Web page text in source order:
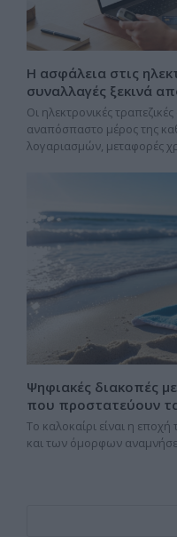
Η ασφάλεια στις
συναλλαγές ξεκινά
Οι ηλεκτρονικές
αναπόσπαστο μέρος της
λογαριασμών, μεταφορές
Ψηφιακές διακοπές
που προστατεύουν
Το καλοκαίρι είναι η
και των όμορφων